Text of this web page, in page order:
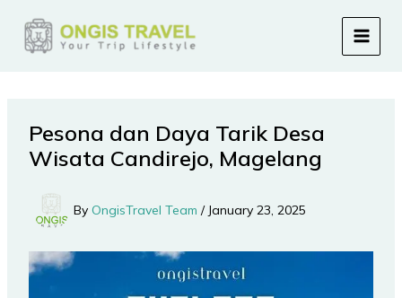
content
Pesona dan Daya Tarik Desa
Wisata Candirejo, Magelang
By OngisTravel Team / January 23, 2025